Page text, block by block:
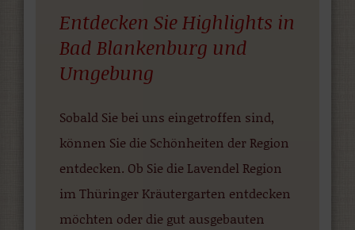
Entdecken Sie Highlights in
Bad Blankenburg und
Umgebung
Sobald Sie bei uns eingetroffen sind,
können Sie die Schönheiten der Region
entdecken. Ob Sie die Lavendel Region
im Thüringer Kräutergarten entdecken
möchten oder die gut ausgebauten